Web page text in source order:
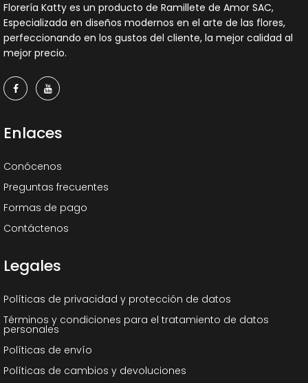
Florería Katty es un producto de Ramillete de Amor SAC,
Especializada en diseños modernos en el arte de las flores,
perfeccionando en los gustos del cliente, la mejor calidad al
mejor precio.
Enlaces
Conócenos
Preguntas frecuentes
Formas de pago
Contáctenos
Legales
Políticas de privacidad y protección de datos
Términos y condiciones para el tratamiento de datos
personales
Políticas de envío
Políticas de cambios y devoluciones